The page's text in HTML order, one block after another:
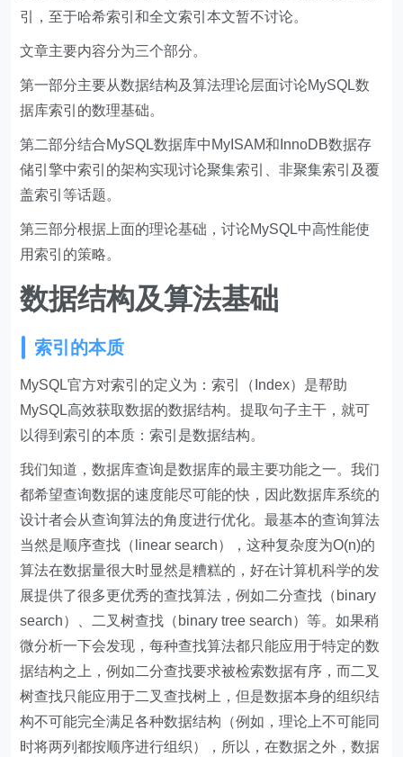
引，至于哈希索引和全文索引本文暂不讨论。
文章主要内容分为三个部分。
第一部分主要从数据结构及算法理论层面讨论MySQL数
据库索引的数理基础。
第二部分结合MySQL数据库中MyISAM和InnoDB数据存
储引擎中索引的架构实现讨论聚集索引、非聚集索引及覆
盖索引等话题。
第三部分根据上面的理论基础，讨论MySQL中高性能使
用索引的策略。
数据结构及算法基础
索引的本质
MySQL官方对索引的定义为：索引（Index）是帮助
MySQL高效获取数据的数据结构。提取句子主干，就可
以得到索引的本质：索引是数据结构。
我们知道，数据库查询是数据库的最主要功能之一。我们
都希望查询数据的速度能尽可能的快，因此数据库系统的
设计者会从查询算法的角度进行优化。最基本的查询算法
当然是顺序查找（linear search），这种复杂度为O(n)的
算法在数据量很大时显然是糟糕的，好在计算机科学的发
展提供了很多更优秀的查找算法，例如二分查找（binary
search）、二叉树查找（binary tree search）等。如果稍
微分析一下会发现，每种查找算法都只能应用于特定的数
据结构之上，例如二分查找要求被检索数据有序，而二叉
树查找只能应用于二叉查找树上，但是数据本身的组织结
构不可能完全满足各种数据结构（例如，理论上不可能同
时将两列都按顺序进行组织），所以，在数据之外，数据